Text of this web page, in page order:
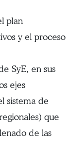
plan
y el proceso
SyE, en sus
ejes
sistema de
que
de las